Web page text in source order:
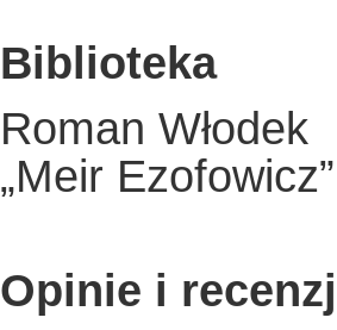
Biblioteka
Roman Włodek
„Meir
Opinie i